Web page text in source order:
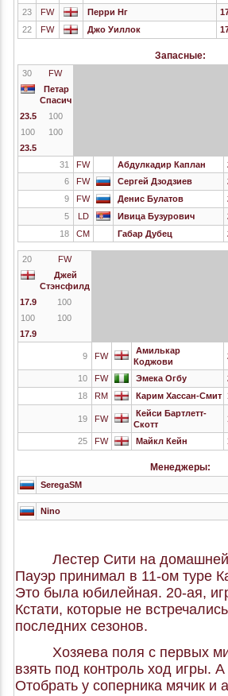
23
FW Перри Нг
22
FW Джо Уиллок
Запасные:
30
FW
Петар
Спасич
23.5
100
100
100
23.5
31
FW Абдулкадир Каплан
6
FW Сергей Дзодзиев
9
FW Денис Булатов
5
LD Ивица Бузурович
18
CM Габар Дубец
20
FW
Джей
Стэнсфилд
17.9
100
100
100
17.9
9 FW
Амилькар
Коджови
10 FW Эмека Огбу
18
RM Карим Хассан-Смит
19 FW
Кейси Бартлетт-
Скотт
25 FW Майкл Кейн
Менеджеры:
SeregaSM
Nino
Лестер Сити на
Пауэр принимал в 11-ом туре
Это была юбилейная. 20-ая,
Кстати, которые не
последних сезонов.
Хозяева поля с первых
взять под контроль ход игры. А
Отобрать у соперника мячик и